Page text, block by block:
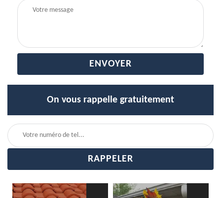
On vous rappelle gratuitement